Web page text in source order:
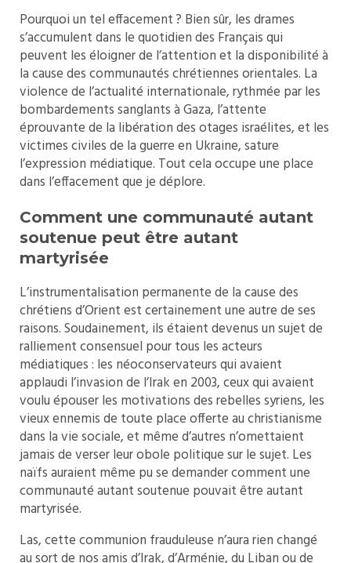
Pourquoi un tel effacement ? Bien sûr, les drames
s’accumulent dans le quotidien des Français qui
peuvent les éloigner de l’attention et la disponibilité à
la cause des communautés chrétiennes orientales. La
violence de l’actualité internationale, rythmée par les
bombardements sanglants à Gaza, l’attente
éprouvante de la libération des otages israélites, et les
victimes civiles de la guerre en Ukraine, sature
l’expression médiatique. Tout cela occupe une place
dans l’effacement que je déplore.
Comment une communauté autant
soutenue peut être autant
martyrisée
L’instrumentalisation permanente de la cause des
chrétiens d’Orient est certainement une autre de ses
raisons. Soudainement, ils étaient devenus un sujet de
ralliement consensuel pour tous les acteurs
médiatiques : les néoconservateurs qui avaient
applaudi l’invasion de l’Irak en 2003, ceux qui avaient
voulu épouser les motivations des rebelles syriens, les
vieux ennemis de toute place offerte au christianisme
dans la vie sociale, et même d’autres n’omettaient
jamais de verser leur obole politique sur le sujet. Les
naïfs auraient même pu se demander comment une
communauté autant soutenue pouvait être autant
martyrisée.
Las, cette communion frauduleuse n’aura rien changé
au sort de nos amis d’Irak, d’Arménie, du Liban ou de